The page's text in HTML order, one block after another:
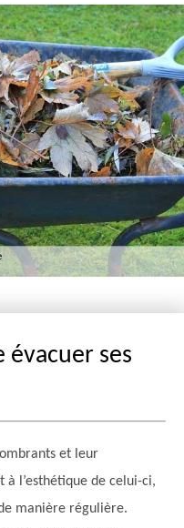
évacuer ses
et leur
l’esthétique de celui-ci,
manière régulière.